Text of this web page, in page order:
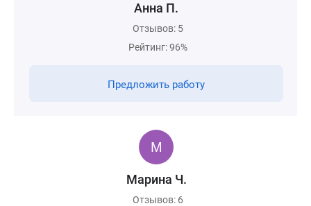
Анна П.
Отзывов: 5
Рейтинг: 96%
Предложить работу
Марина Ч.
Отзывов: 6